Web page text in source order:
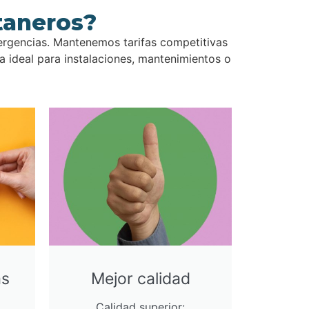
Mantenemos tarifas competitivas
ideal para instalaciones, mantenimientos o
Mejor calidad